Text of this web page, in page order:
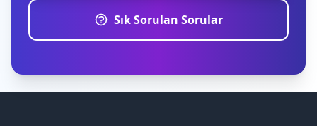
Sık Sorulan Sorular